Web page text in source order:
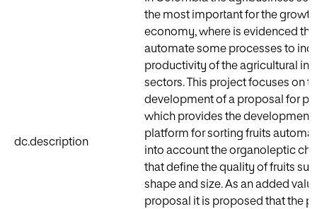
dc.description
the most important for the
economy, where is evidenced
automate some processes to
productivity of the agricultural
sectors. This project focuses on
development of a proposal for
which provides the development
platform for sorting fruits
into account the organoleptic
that define the quality of fruits
shape and size. As an added
proposal it is proposed that the